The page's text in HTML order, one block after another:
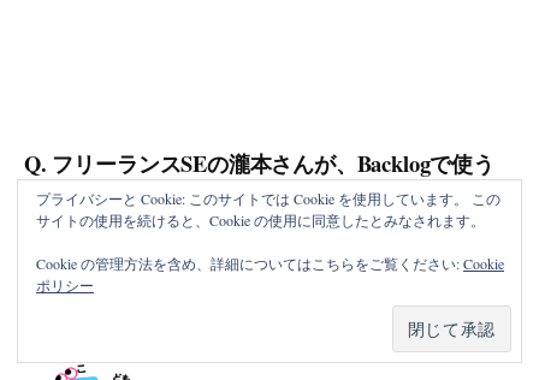
Q. フリーランスSEの瀧本さんが、Backlogで使う
機会の多い機能
プライバシーと Cookie: このサイトでは Cookie を使用しています。 この
サイトの使用を続けると、Cookie の使用に同意したとみなされます。
Cookie の管理方法を含め、詳細についてはこちらをご覧ください:Cookie
ポリシー